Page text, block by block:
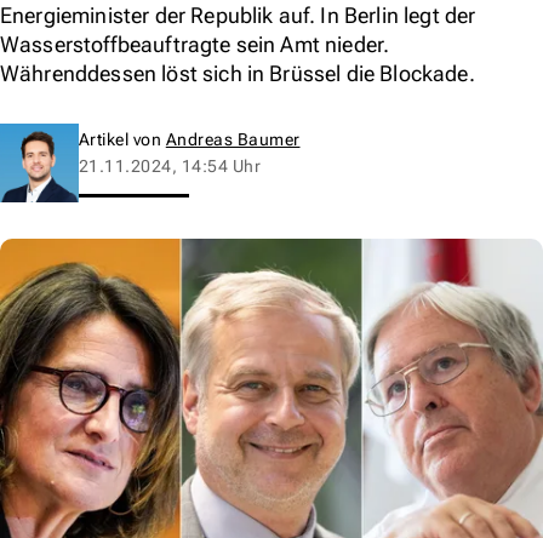
Energieminister der Republik auf. In Berlin legt der
Wasserstoffbeauftragte sein Amt nieder.
Währenddessen löst sich in Brüssel die Blockade.
Artikel von Andreas Baumer
21.11.2024, 14:54 Uhr